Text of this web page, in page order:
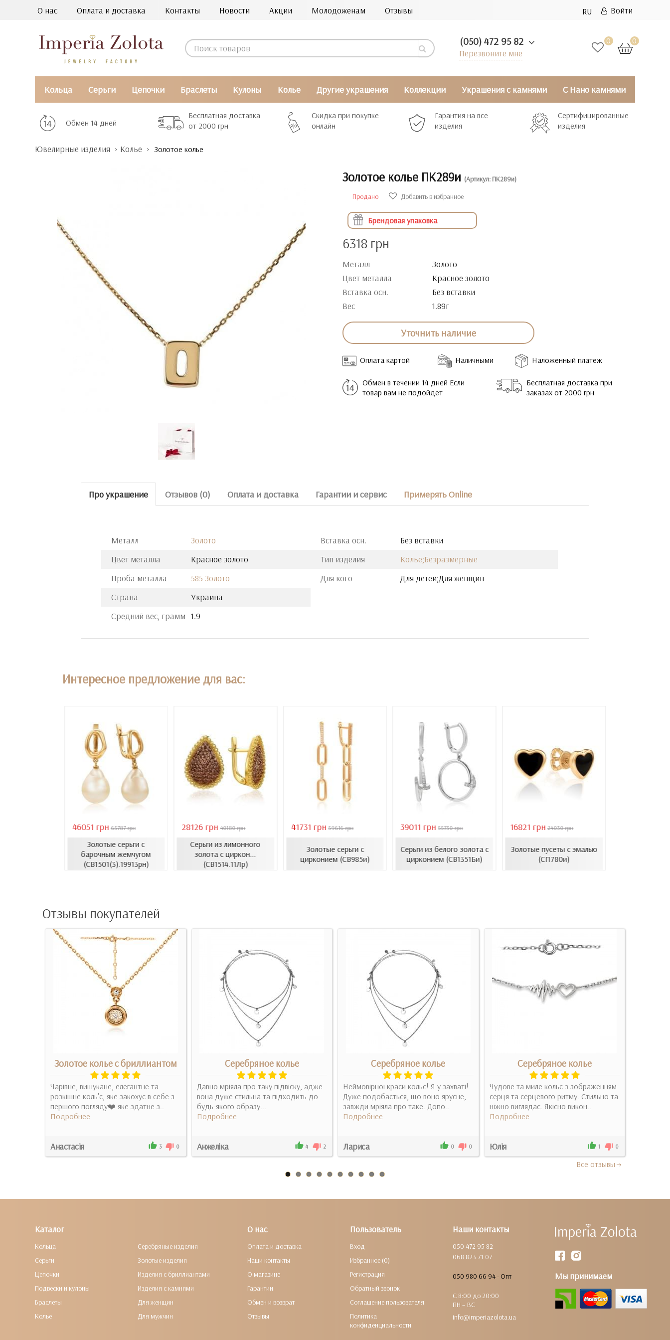
О нас Оплата и доставка Контакты Новости Акции Молодоженам Отзывы RU Войти
0 0
(050) 472 95 82
Перезвоните мне
Кольца Серьги Цепочки Браслеты Кулоны Колье Другие украшения Коллекции Украшения с камнями С Нано камнями
Обмен 14 дней
Бесплатная доставка
от 2000 грн
Скидка при покупке
онлайн
Гарантия на все
изделия
Сертифицированные
изделия
Ювелирные изделия Колье Золотое колье
Золотое колье ПК289и (Артикул: ПК289и)
Продано
Добавить в избранное
Брендовая упаковка
6318 грн
Металл
Золото
Цвет металла
Красное золото
Вставка осн.
Без вставки
Вес
1.89г
Уточнить наличие
Оплата картой Наличными Наложенный платеж
Обмен в течении 14 дней Если
товар вам не подойдет
Бесплатная доставка при
заказах от 2000 грн
Про украшение Отзывов (0) Оплата и доставка Гарантии и сервис Примерять Online
Металл
Золото
Цвет металла
Красное золото
Проба металла
585 Золото
Страна
Украина
Средний вес, грамм 1.9
Вставка осн.
Без вставки
Тип изделия
Колье;Безразмерные
Для кого
Для детей;Для женщин
Интересное предложение для вас:
46051 грн 65787 грн
Золотые серьги с
барочным жемчугом
(СВ1501(3).19913рн)
28126 грн 40180 грн
Серьги из лимонного
золота с циркон...
(СВ1514.11Лр)
41731 грн 59616 грн
Золотые серьги с
цирконием (СВ985и)
39011 грн 55730 грн
Серьги из белого золота с
цирконием (СВ1351Би)
16821 грн 24030 грн
Золотые пусеты с эмалью
(СП780и)
Отзывы покупателей
Золотое колье с бриллиантом
Чарівне, вишукане, елегантне та
розкішне коль'є, яке закохує в себе з
першого погляду❤️ яке здатне з..
Подробнее
Анастасія 3 0
Серебряное колье
Давно мріяла про таку підвіску, адже
вона дуже стильна та підходить до
будь-якого образу...
Подробнее
Анжеліка 4 2
Серебряное колье
Неймовірної краси кольє! Я у захваті!
Дуже подобається, що воно ярусне,
завжди мріяла про таке. Допо..
Подробнее
Лариса 0 0
Серебряное колье
Чудове та миле кольє з зображенням
серця та серцевого ритму. Стильно та
ніжно виглядає. Якісно викон..
Подробнее
Юлія 1 0
Все отзывы
Наши контакты
050 472 95 82
068 823 71 07
050 980 66 94 - Опт
С 8:00 до 20:00
ПН – ВС
info@imperiazolota.ua
Мы принимаем
Каталог
Кольца
Серьги
Цепочки
Подвески и кулоны
Браслеты
Колье
Серебряные изделия
Золотые изделия
Изделия с бриллиантами
Изделия с камнями
Для женщин
Для мужчин
О нас
Оплата и доставка
Наши контакты
О магазине
Гарантии
Обмен и возврат
Отзывы
Пользователь
Вход
Избранное (0)
Регистрация
Обратный звонок
Соглашение пользователя
Политика
конфиденциальности